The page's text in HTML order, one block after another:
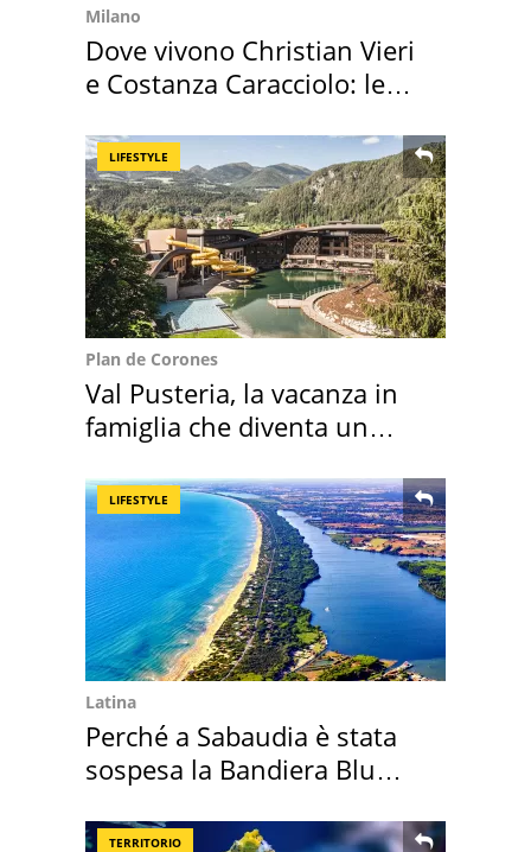
Milano
Dove vivono Christian Vieri
e Costanza Caracciolo: le
LIFESTYLE
Plan de Corones
Val Pusteria, la vacanza in
famiglia che diventa un
LIFESTYLE
Latina
Perché a Sabaudia è stata
sospesa la Bandiera Blu
TERRITORIO